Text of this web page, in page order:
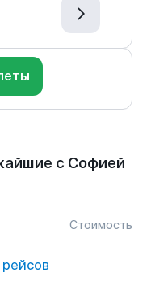
с Софией
Стоимость